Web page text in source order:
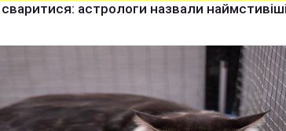
астрологи назвали